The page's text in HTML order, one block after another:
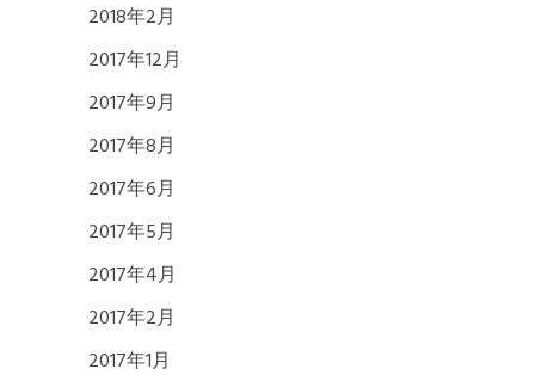
2018年2月
2017年12月
2017年9月
2017年8月
2017年6月
2017年5月
2017年4月
2017年2月
2017年1月